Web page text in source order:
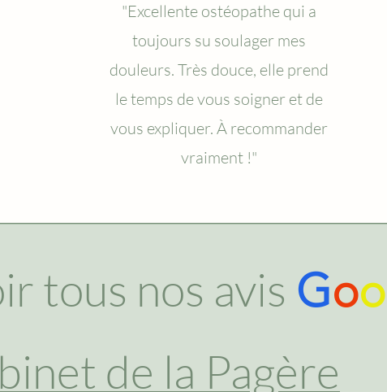
"Excellente ostéopathe qui a
toujours su soulager mes
douleurs. Très douce, elle prend
le temps de vous soigner et de
vous expliquer. À recommander
vraiment !"
tous nos avis Goo
de la Pagère